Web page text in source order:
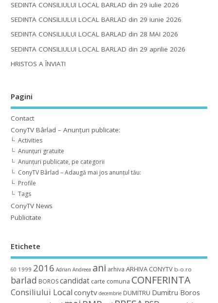
SEDINTA CONSILIULUI LOCAL BARLAD din 29 iulie 2026
SEDINTA CONSILIULUI LOCAL BARLAD din 29 iunie 2026
SEDINTA CONSILIULUI LOCAL BARLAD din 28 MAI 2026
SEDINTA CONSILIULUI LOCAL BARLAD din 29 aprilie 2026
HRISTOS A ÎNVIAT!
Pagini
Contact
ConyTV Bârlad – Anunțuri publicate:
Activities
Anunțuri gratuite
Anunțuri publicate, pe categorii
ConyTV Bârlad – Adaugă mai jos anunțul tău:
Profile
Tags
ConyTV News
Publicitate
Etichete
60 1999 2016 Adrian Andreea ani arhiva ARHIVA CONYTV b-o.ro
barlad BOROScandidat carte comuna CONFERINTA
Consiliului Local conytv decembrie DUMITRU Dumitru Boros